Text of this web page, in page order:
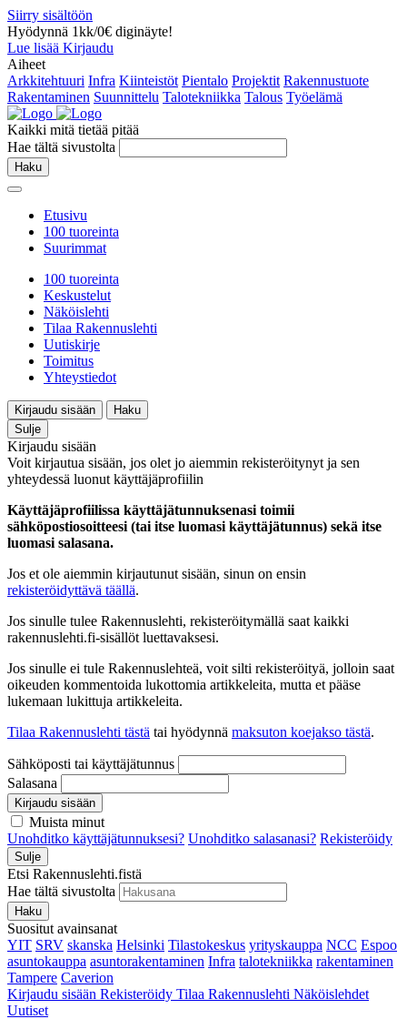
Siirry sisältöön
Hyödynnä 1kk/0€ diginäyte!
Lue lisää Kirjaudu
Aiheet
Arkkitehtuuri Infra Kiinteistöt Pientalo Projektit Rakennustuote
Rakentaminen Suunnittelu Talotekniikka Talous Työelämä
Kaikki mitä tietää pitää
Hae tältä sivustolta
Haku
Etusivu
100 tuoreinta
Suurimmat
100 tuoreinta
Keskustelut
Näköislehti
Tilaa Rakennuslehti
Uutiskirje
Toimitus
Yhteystiedot
Kirjaudu sisään
Haku
Sulje
Kirjaudu sisään
Voit kirjautua sisään, jos olet jo aiemmin rekisteröitynyt ja sen
yhteydessä luonut käyttäjäprofiilin
Käyttäjäprofiilissa käyttäjätunnuksenasi toimii
sähköpostiosoitteesi (tai itse luomasi käyttäjätunnus) sekä itse
luomasi salasana.
Jos et ole aiemmin kirjautunut sisään, sinun on ensin
rekisteröidyttävä täällä.
Jos sinulle tulee Rakennuslehti, rekisteröitymällä saat kaikki
rakennuslehti.fi-sisällöt luettavaksesi.
Jos sinulle ei tule Rakennuslehteä, voit silti rekisteröityä, jolloin saat
oikeuden kommentoida lukottomia artikkeleita, mutta et pääse
lukemaan lukittuja artikkeleita.
Tilaa Rakennuslehti tästä tai hyödynnä maksuton koejakso tästä.
Sähköposti tai käyttäjätunnus
Salasana
Kirjaudu sisään
Muista minut
Unohditko käyttäjätunnuksesi? Unohditko salasanasi? Rekisteröidy
Sulje
Etsi Rakennuslehti.fistä
Hae tältä sivustolta
Haku
Suositut avainsanat
YIT SRV skanska Helsinki Tilastokeskus yrityskauppa NCC Espoo
asuntokauppa asuntorakentaminen Infra talotekniikka rakentaminen
Tampere Caverion
Kirjaudu sisään Rekisteröidy Tilaa Rakennuslehti Näköislehdet
Uutiset